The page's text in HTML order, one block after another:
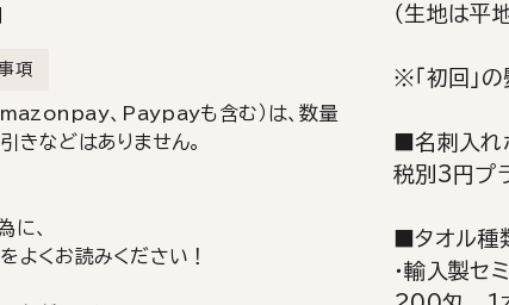
項
、Paypayも含む）は、数量
きなどはありません。
、
よくお読みください！
（生地は平
※「初回」
■名刺入れ
税別3円プ
■タオル種
・輸入製セ